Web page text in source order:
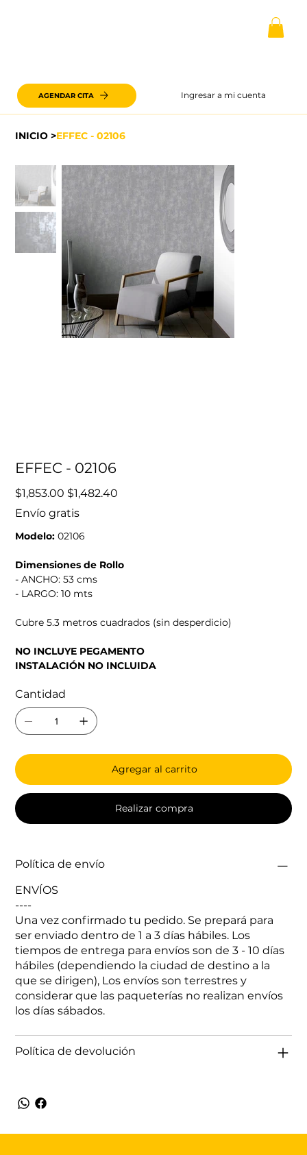
Ingresar a mi cuenta
AGENDAR CITA
INICIO >EFFEC - 02106
EFFEC - 02106
Precio
original
$1,853.00 Precio
de
$1,482.40
Envío gratis
Modelo:02106
Dimensiones de Rollo
- ANCHO: 53 cms
- LARGO: 10 mts
Cubre 5.3 metros cuadrados (sin desperdicio)
NO INCLUYE PEGAMENTO
INSTALACIÓN NO INCLUIDA
Cantidad
Agregar al carrito
Realizar compra
Política de envío
ENVÍOS
----
Una vez confirmado tu pedido. Se prepará para
ser enviado dentro de 1 a 3 días hábiles. Los
tiempos de entrega para envíos son de 3 - 10 días
hábiles (dependiendo la ciudad de destino a la
que se dirigen), Los envíos son terrestres y
considerar que las paqueterías no realizan envíos
los días sábados.
Política de devolución